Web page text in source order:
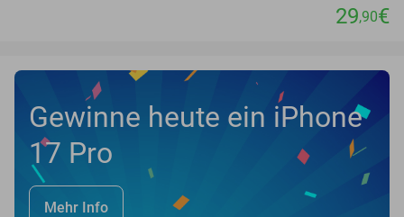
29,90€
Gewinne heute ein iPhone
17 Pro
Mehr Info